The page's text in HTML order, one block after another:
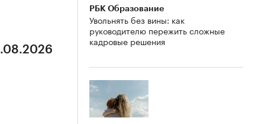
РБК Образование
Увольнять без вины: как
руководителю пережить сложные
кадровые решения